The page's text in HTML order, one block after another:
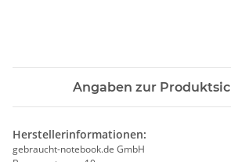
Angaben zur
Herstellerinformationen:
gebraucht-notebook.de GmbH